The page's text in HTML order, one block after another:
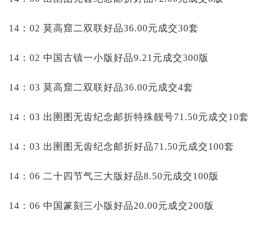
14：02 莫高窟二双联好品36.00元成交30套
14：02 中国古镇一小版好品9.21元成交300版
14：03 莫高窟二双联好品36.00元成交4套
14：03 出圉图无齿纪念邮折特殊靓号71.50元成交10套
14：03 出圉图无齿纪念邮折好品71.50元成交100套
14：06 二十四节气三大版好品8.50元成交100版
14：06 中国篆刻三小版好品20.00元成交200版